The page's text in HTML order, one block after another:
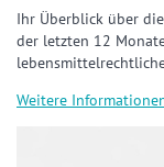
Ihr Überblick über
der letzten 12
Weitere